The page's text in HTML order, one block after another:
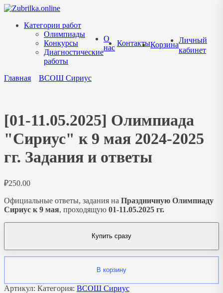
Перейти
содержанию
Категории работ
Олимпиады
Конкурсы
Диагностические
работы
О
нас
КонтактыКорзина
Личный
кабинет
Главная ВСОШ Сириус
[01-11.05.2025] Олимпиада
"Сириус" к 9 мая 2024-2025
гг. Задания и ответы
₽250.00
Официальные ответы, задания на Праздничную Олимпиаду
Сириус к 9 мая, проходящую 01-11.05.2025 гг.
Купить сразу
В корзину
Артикул: Категория: ВСОШ Сириус